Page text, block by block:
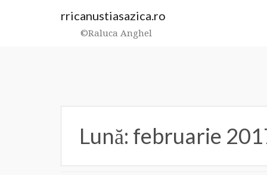
rricanustiasazica.ro
©Raluca Anghel
Lună: februarie